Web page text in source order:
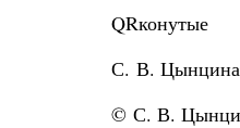
QRконутые
С. В.
© С. В.